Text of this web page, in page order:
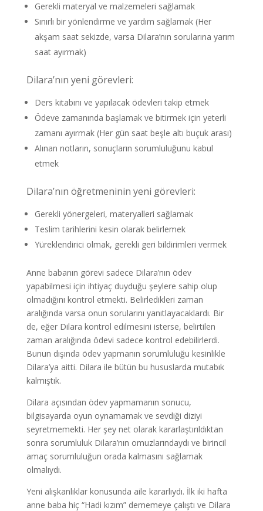
Gerekli materyal ve malzemeleri sağlamak
Sınırlı bir yönlendirme ve yardım sağlamak (Her
akşam saat sekizde, varsa Dilara’nın sorularına yarım
saat ayırmak)
Dilara’nın yeni görevleri:
Ders kitabını ve yapılacak ödevleri takip etmek
Ödeve zamanında başlamak ve bitirmek için yeterli
zamanı ayırmak (Her gün saat beşle altı buçuk arası)
Alınan notların, sonuçların sorumluluğunu kabul
etmek
Dilara’nın öğretmeninin yeni görevleri:
Gerekli yönergeleri, materyalleri sağlamak
Teslim tarihlerini kesin olarak belirlemek
Yüreklendirici olmak, gerekli geri bildirimleri vermek
Anne babanın görevi sadece Dilara’nın ödev
yapabilmesi için ihtiyaç duyduğu şeylere sahip olup
olmadığını kontrol etmekti. Belirledikleri zaman
aralığında varsa onun sorularını yanıtlayacaklardı. Bir
de, eğer Dilara kontrol edilmesini isterse, belirtilen
zaman aralığında ödevi sadece kontrol edebilirlerdi.
Bunun dışında ödev yapmanın sorumluluğu kesinlikle
Dilara’ya aitti. Dilara ile bütün bu hususlarda mutabık
kalmıştık.
Dilara açısından ödev yapmamanın sonucu,
bilgisayarda oyun oynamamak ve sevdiği diziyi
seyretmemekti. Her şey net olarak kararlaştırıldıktan
sonra sorumluluk Dilara’nın omuzlarındaydı ve birincil
amaç sorumluluğun orada kalmasını sağlamak
olmalıydı.
Yeni alışkanlıklar konusunda aile kararlıydı. İlk iki hafta
anne baba hiç “Hadi kızım” dememeye çalıştı ve Dilara